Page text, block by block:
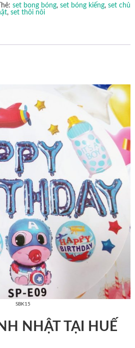
Thẻ: set bong bóng, set bóng kiếng, set chủ
, set thôi nôi
SBK15
NHẬT TẠI HUẾ